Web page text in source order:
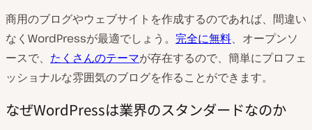
商用のブログやウェブサイトを作成するのであれば、間違い
なくWordPressが最適でしょう。 完全に無料、オープンソ
ースで、 たくさんのテーマが存在するので、簡単にプロフェ
ッショナルな雰囲気のブログを作ることができます。
なぜWordPressは業界のスタンダードなのか